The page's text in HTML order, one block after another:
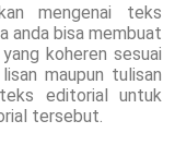
mengenai teks
anda bisa membuat
koheren sesuai
maupun tulisan
editorial untuk
tersebut.